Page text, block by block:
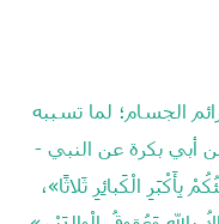
الجسام؛ لما تسببه
أبي بكرة عن النبي -
الْكَبائِرِ ثَلاثًا»،